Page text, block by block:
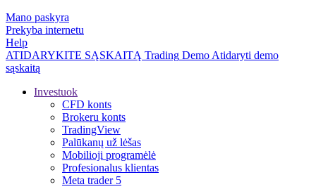
Mano paskyra
Prekyba internetu
Help
ATIDARYKITE SĄSKAITĄ Trading Demo Atidaryti demo
sąskaitą
Investuok
CFD konts
Brokeru konts
TradingView
Palūkanų už lėšas
Mobilioji programėlė
Profesionalus klientas
Meta trader 5